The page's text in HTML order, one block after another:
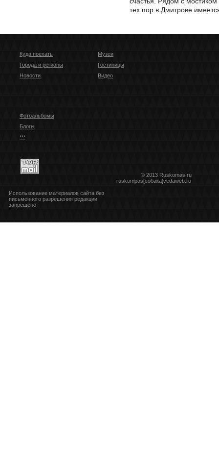
тех пор в Дмитрове
Куда поехать
Города и регионы
Новости
Музеи
Гостиницы
Видео
Фотоальбомы
Блоги
***
© 2013 Ruskomas.ru
ruskompas[собака]vedaweb.ru
Использование материалов сайта без
письменного разрешения редакции
запрещено